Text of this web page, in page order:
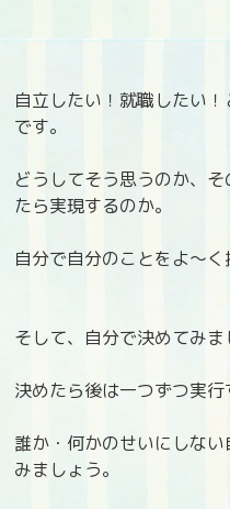
自立したい！就職したい
です。
どうしてそう思うのか、
たら実現するのか。
自分で自分のことをよ～く
そして、自分で決めてみま
決めたら後は一つずつ実行
誰か・何かのせいにしな
みましょう。